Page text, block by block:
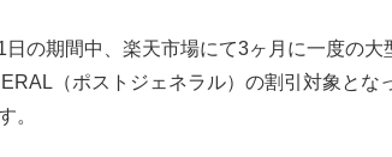
日の期間中、楽天市場にて3ヶ月に一度の
（ポストジェネラル）の割引対象と
。